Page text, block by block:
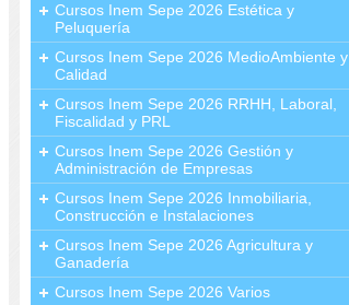
Cursos Inem Sepe 2026 Estética y
Peluquería
Cursos Inem Sepe 2026 MedioAmbiente y
Calidad
Cursos Inem Sepe 2026 RRHH, Laboral,
Fiscalidad y PRL
Cursos Inem Sepe 2026 Gestión y
Administración de Empresas
Cursos Inem Sepe 2026 Inmobiliaria,
Construcción e Instalaciones
Cursos Inem Sepe 2026 Agricultura y
Ganadería
Cursos Inem Sepe 2026 Varios